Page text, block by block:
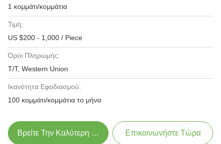
1 κομμάτι/κομμάτια
Τιμή:
US $200 - 1,000 / Piece
Όροι Πληρωμής:
T/T, Western Union
Ικανότητα Εφοδιασμού:
100 κομμάτι/κομμάτια το μήνα
Βρείτε Την Καλύτερη Τιμή Επικοινωνήστε Τώρα